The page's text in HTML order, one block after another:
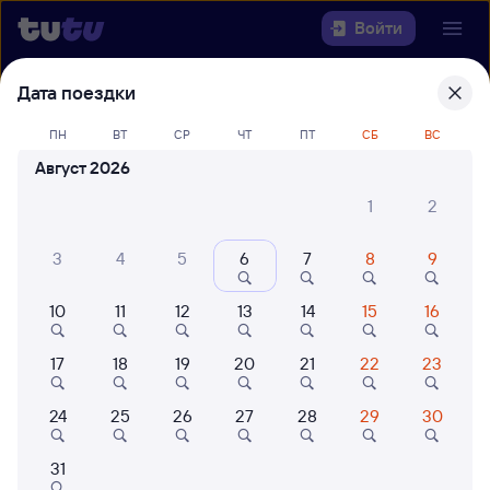
Войти
Выберите день, чтобы найти
билеты Межег — Санкт-Петербург
Ладож.
42 млн путешествуют с
Дата поездки
ПН ВТ СР ЧТ ПТ СБ ВС
Август 2026
1
2
3 4 5 6 7 8 9
10 11 12 13 14 15 16
17 18 19 20 21 22 23
24 25 26 27 28 29 30
31